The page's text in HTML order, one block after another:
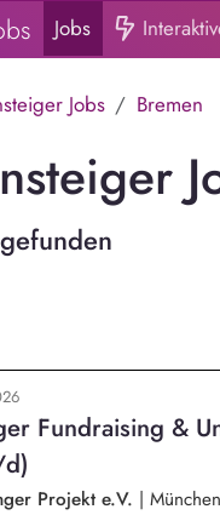
Jobs
Jobs Bremen
Fundraising &
Projekt e.V. |